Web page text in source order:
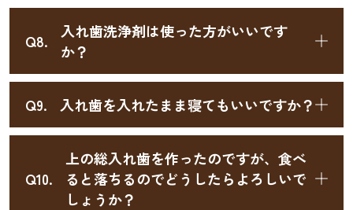
Q8.
入れ歯洗浄剤は使った方がいいです
か？
Q9. 入れ歯を入れたまま寝てもいいですか？
Q10.
上の総入れ歯を作ったのですが、食べ
ると落ちるのでどうしたらよろしいで
しょうか？